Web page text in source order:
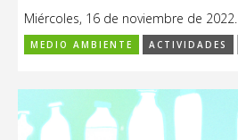
Miércoles, 16 de noviembre de 2022.
MEDIO AMBIENTE ACTIVIDADES